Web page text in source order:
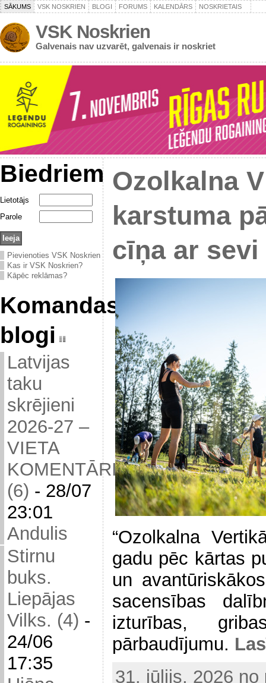
SĀKUMS VSK NOSKRIEN BLOGI FORUMS KALENDĀRS NOSKRIETAIS
VSK Noskrien
Galvenais nav uzvarēt, galvenais ir noskriet
Biedriem
Lietotājs
Parole
Pievienoties VSK Noskrien
Kas ir VSK Noskrien?
Kāpēc reklāmas?
Komandas
blogi
Latvijas
taku
skrējieni
2026-27 –
VIETA
KOMENTĀRIEM
(6) - 28/07
23:01
Andulis
Stirnu
buks.
Liepājas
Vilks. (4) -
24/06
17:35
Ozolkalna
karstuma
cīņa ar sevi
“Ozolkalna
gadu pēc kārtas
un
sacensības
izturības,
pārbaudījumu.
31. jūlijs, 2026 no